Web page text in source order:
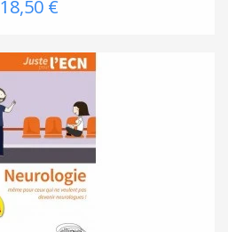
18,50 €